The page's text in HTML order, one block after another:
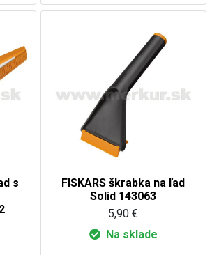
s
FISKARS škrabka na ľad
Solid 143063
5,90 €
Na sklade